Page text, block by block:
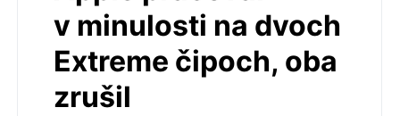
v minulosti na dvoch
Extreme čipoch, oba
zrušil